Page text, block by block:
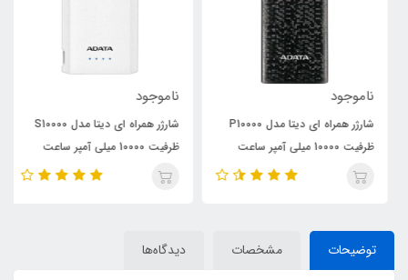
ناموجود
شارژر همراه ای دیتا مدل P10000
ظرفیت 10000 میلی آمپر ساعت
ناموجود
شارژر همراه ای دیتا مدل S10000
ظرفیت 10000 میلی آمپر ساعت
توضیحات مشخصات دیدگاه‌ها